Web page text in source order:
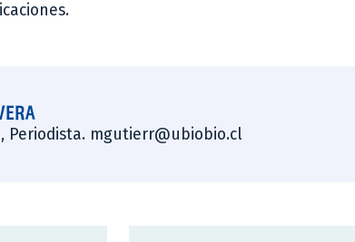
Periodista. mgutierr@ubiobio.cl